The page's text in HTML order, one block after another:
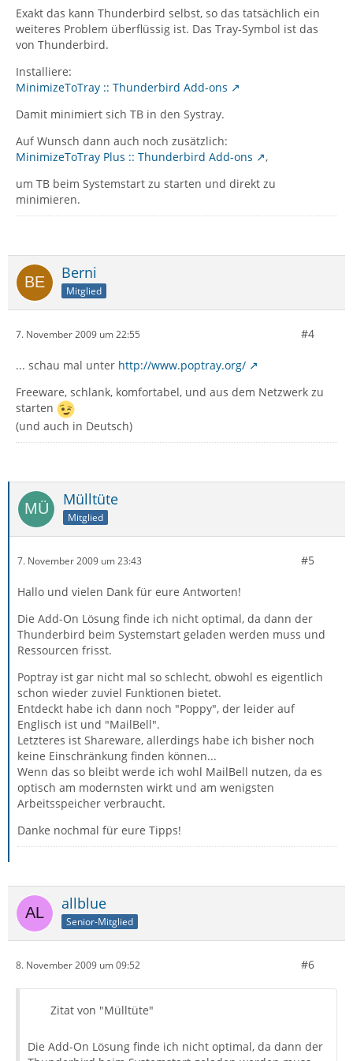
Exakt das kann Thunderbird selbst, so das tatsächlich ein
weiteres Problem überflüssig ist. Das Tray-Symbol ist das
von Thunderbird.
Installiere:
MinimizeToTray :: Thunderbird Add-ons
Damit minimiert sich TB in den Systray.
Auf Wunsch dann auch noch zusätzlich:
MinimizeToTray Plus :: Thunderbird Add-ons
,
um TB beim Systemstart zu starten und direkt zu
minimieren.
Berni
Mitglied
7. November 2009 um 22:55 #4
... schau mal unter http://www.poptray.org/
Freeware, schlank, komfortabel, und aus dem Netzwerk zu
starten
(und auch in Deutsch)
Mülltüte
Mitglied
7. November 2009 um 23:43 #5
Hallo und vielen Dank für eure Antworten!
Die Add-On Lösung finde ich nicht optimal, da dann der
Thunderbird beim Systemstart geladen werden muss und
Ressourcen frisst.
Poptray ist gar nicht mal so schlecht, obwohl es eigentlich
schon wieder zuviel Funktionen bietet.
Entdeckt habe ich dann noch "Poppy", der leider auf
Englisch ist und "MailBell".
Letzteres ist Shareware, allerdings habe ich bisher noch
keine Einschränkung finden können...
Wenn das so bleibt werde ich wohl MailBell nutzen, da es
optisch am modernsten wirkt und am wenigsten
Arbeitsspeicher verbraucht.
Danke nochmal für eure Tipps!
allblue
Senior-Mitglied
8. November 2009 um 09:52 #6
Zitat von "Mülltüte"
Die Add-On Lösung finde ich nicht optimal, da dann der